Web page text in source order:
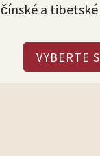
čínské a
VYBERTE